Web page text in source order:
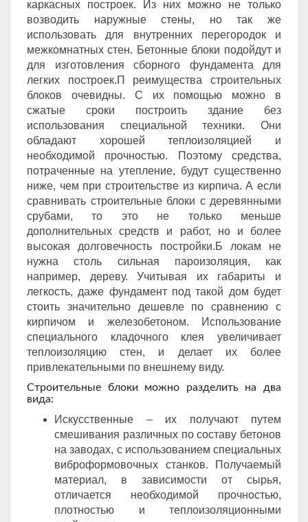
каркасных построек. Из них можно не только
возводить наружные стены, но так же
использовать для внутренних перегородок и
межкомнатных стен. Бетонные блоки подойдут и
для изготовления сборного фундамента для
легких построек.П реимущества строительных
блоков очевидны. С их помощью можно в
сжатые сроки построить здание без
использования специальной техники. Они
обладают хорошей теплоизоляцией и
необходимой прочностью. Поэтому средства,
потраченные на утепление, будут существенно
ниже, чем при строительстве из кирпича. А если
сравнивать строительные блоки с деревянными
срубами, то это не только меньше
дополнительных средств и работ, но и более
высокая долговечность постройки.Б локам не
нужна столь сильная пароизоляция, как
например, дереву. Учитывая их габариты и
легкость, даже фундамент под такой дом будет
стоить значительно дешевле по сравнению с
кирпичом и железобетоном. Использование
специального кладочного клея увеличивает
теплоизоляцию стен, и делает их более
привлекательными по внешнему виду.
Строительные блоки можно разделить на два
вида:
Искусственные – их получают путем
смешивания различных по составу бетонов
на заводах, с использованием специальных
виброформовочных станков. Получаемый
материал, в зависимости от сырья,
отличается необходимой прочностью,
плотностью и теплоизоляционными